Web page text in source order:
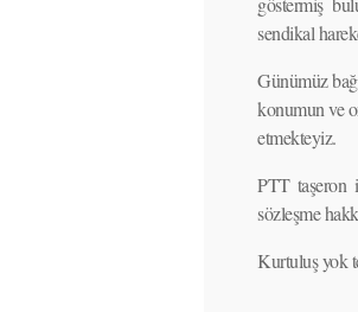
sendikal
Günümüz
konumun ve
etmekteyiz.
PTT taşeron
sözleşme
Kurtuluş yok